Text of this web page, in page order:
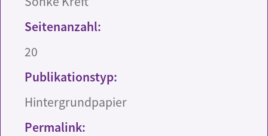
Seitenanzahl:
20
Publikationstyp:
Hintergrundpapier
Permalink: